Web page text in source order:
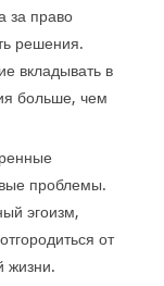
за право
решения.
вкладывать в
больше, чем
проблемы.
эгоизм,
от
жизни.